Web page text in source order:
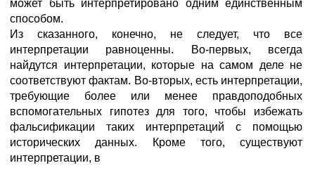
может быть интерпретировано одним единственным
способом.
Из сказанного, конечно, не следует, что все
интерпретации равноценны. Во-первых, всегда
найдутся интерпретации, которые на самом деле не
соответствуют фактам. Во-вторых, есть интерпретации,
требующие более или менее правдоподобных
вспомогательных гипотез для того, чтобы избежать
фальсификации таких интерпретаций с помощью
исторических данных. Кроме того, существуют
интерпретации, в